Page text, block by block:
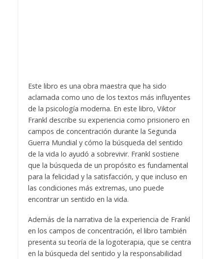
Este libro es una obra maestra que ha sido
aclamada como uno de los textos más influyentes
de la psicología moderna. En este libro, Viktor
Frankl describe su experiencia como prisionero en
campos de concentración durante la Segunda
Guerra Mundial y cómo la búsqueda del sentido
de la vida lo ayudó a sobrevivir. Frankl sostiene
que la búsqueda de un propósito es fundamental
para la felicidad y la satisfacción, y que incluso en
las condiciones más extremas, uno puede
encontrar un sentido en la vida.
Además de la narrativa de la experiencia de Frankl
en los campos de concentración, el libro también
presenta su teoría de la logoterapia, que se centra
en la búsqueda del sentido y la responsabilidad